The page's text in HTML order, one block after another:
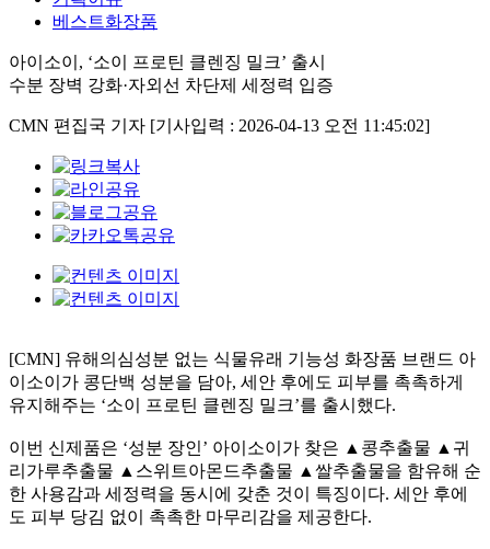
베스트화장품
아이소이, ‘소이 프로틴 클렌징 밀크’ 출시
수분 장벽 강화·자외선 차단제 세정력 입증
CMN 편집국 기자 [기사입력 : 2026-04-13 오전 11:45:02]
[CMN] 유해의심성분 없는 식물유래 기능성 화장품 브랜드 아
이소이가 콩단백 성분을 담아, 세안 후에도 피부를 촉촉하게
유지해주는 ‘소이 프로틴 클렌징 밀크’를 출시했다.
이번 신제품은 ‘성분 장인’ 아이소이가 찾은 ▲콩추출물 ▲귀
리가루추출물 ▲스위트아몬드추출물 ▲쌀추출물을 함유해 순
한 사용감과 세정력을 동시에 갖춘 것이 특징이다. 세안 후에
도 피부 당김 없이 촉촉한 마무리감을 제공한다.